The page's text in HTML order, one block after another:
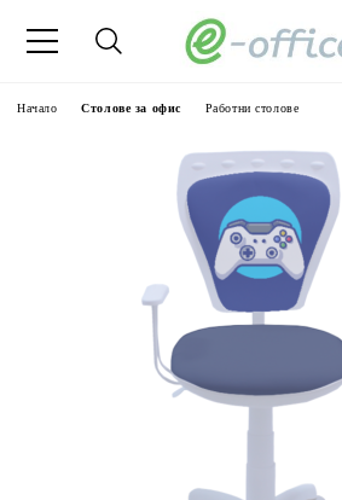
Начало Столове за офис Работни столове